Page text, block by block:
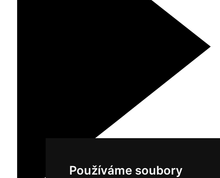
Používáme soubory